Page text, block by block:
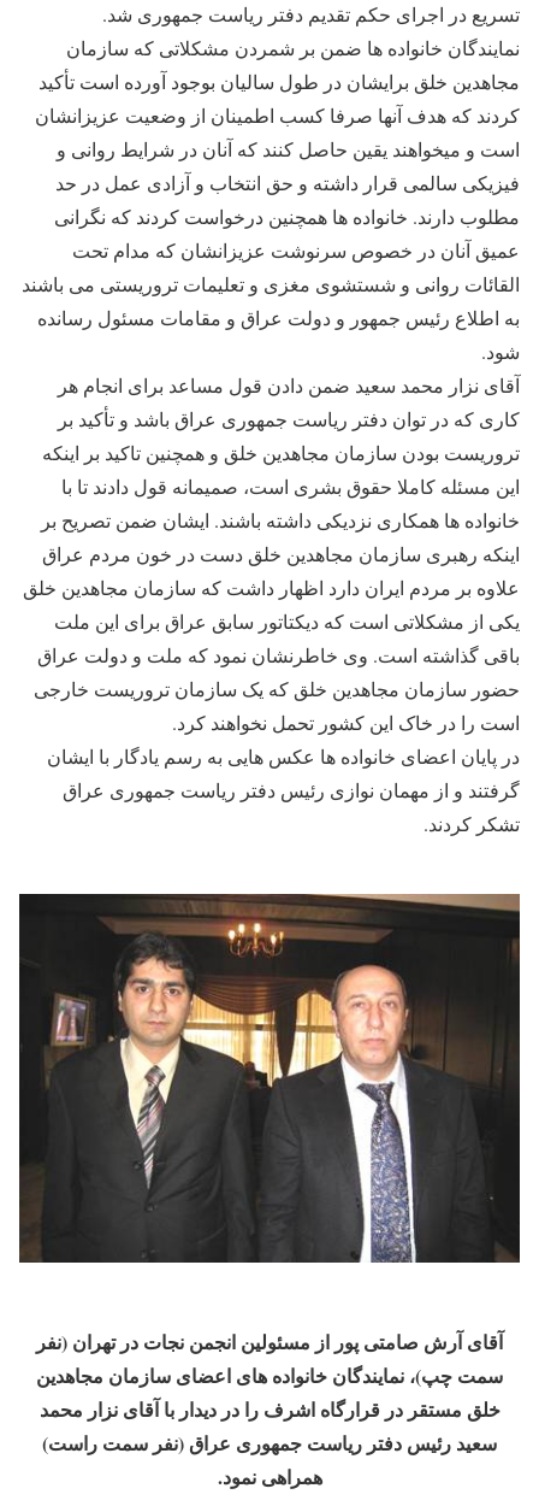
تسریع در اجرای حکم تقدیم دفتر ریاست جمهوری شد.
نمایندگان خانواده ها ضمن بر شمردن مشکلاتی که سازمان
مجاهدین خلق برایشان در طول سالیان بوجود آورده است تأکید
کردند که هدف آنها صرفا کسب اطمینان از وضعیت عزیزانشان
است و میخواهند یقین حاصل کنند که آنان در شرایط روانی و
فیزیکی سالمی قرار داشته و حق انتخاب و آزادی عمل در حد
مطلوب دارند. خانواده ها همچنین درخواست کردند که نگرانی
عمیق آنان در خصوص سرنوشت عزیزانشان که مدام تحت
القائات روانی و شستشوی مغزی و تعلیمات تروریستی می باشند
به اطلاع رئیس جمهور و دولت عراق و مقامات مسئول رسانده
شود.
آقای نزار محمد سعید ضمن دادن قول مساعد برای انجام هر
کاری که در توان دفتر ریاست جمهوری عراق باشد و تأکید بر
تروریست بودن سازمان مجاهدین خلق و همچنین تاکید بر اینکه
این مسئله کاملا حقوق بشری است، صمیمانه قول دادند تا با
خانواده ها همکاری نزدیکی داشته باشند. ایشان ضمن تصریح بر
اینکه رهبری سازمان مجاهدین خلق دست در خون مردم عراق
علاوه بر مردم ایران دارد اظهار داشت که سازمان مجاهدین خلق
یکی از مشکلاتی است که دیکتاتور سابق عراق برای این ملت
باقی گذاشته است. وی خاطرنشان نمود که ملت و دولت عراق
حضور سازمان مجاهدین خلق که یک سازمان تروریست خارجی
است را در خاک این کشور تحمل نخواهند کرد.
در پایان اعضای خانواده ها عکس هایی به رسم یادگار با ایشان
گرفتند و از مهمان نوازی رئیس دفتر ریاست جمهوری عراق
تشکر کردند.
آقای آرش صامتی پور از مسئولین انجمن نجات در تهران (نفر
سمت چپ)، نمایندگان خانواده های اعضای سازمان مجاهدین
خلق مستقر در قرارگاه اشرف را در دیدار با آقای نزار محمد
سعید رئیس دفتر ریاست جمهوری عراق (نفر سمت راست)
همراهی نمود.